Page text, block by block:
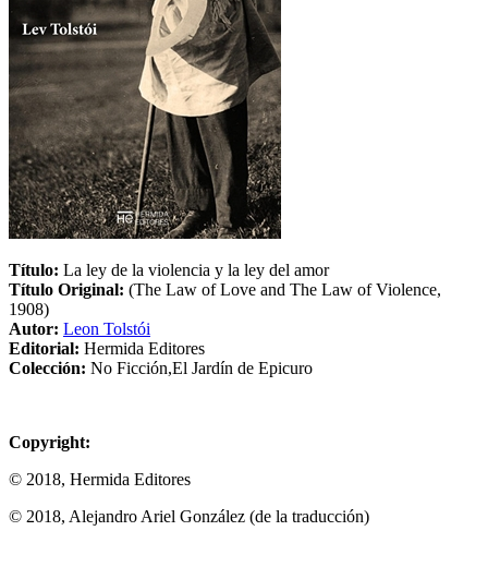
Título: La ley de la violencia y la ley del amor
Título Original: (The Law of Love and The Law of Violence,
1908)
Autor: Leon Tolstói
Editorial: Hermida Editores
Colección: No Ficción,El Jardín de Epicuro
Copyright:
© 2018, Hermida Editores
© 2018, Alejandro Ariel González (de la traducción)